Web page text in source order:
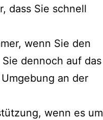
dass Sie schnell
wenn Sie den
dennoch auf das
an der
wenn es um